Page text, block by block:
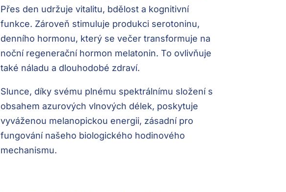
Přes den udržuje vitalitu, bdělost a kognitivní
funkce. Zároveň stimuluje produkci serotoninu,
denního hormonu, který se večer transformuje na
noční regenerační hormon melatonin. To ovlivňuje
také náladu a dlouhodobé zdraví.
Slunce, díky svému plnému spektrálnímu složení s
obsahem azurových vlnových délek, poskytuje
vyváženou melanopickou energii, zásadní pro
fungování našeho biologického hodinového
mechanismu.